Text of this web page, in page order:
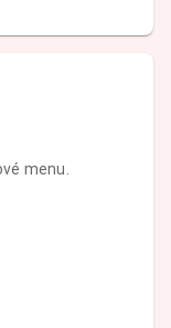
menu.